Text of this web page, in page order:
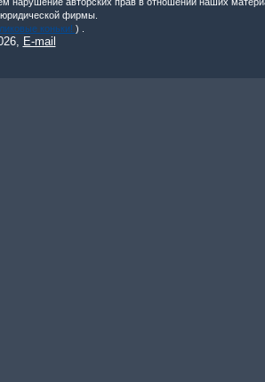
фирмы.
коньки! ) .
E-mail